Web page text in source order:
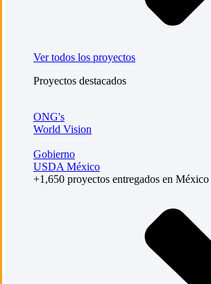
Ver todos los proyectos
Proyectos destacados
ONG's
World Vision
Gobierno
USDA México
+1,650 proyectos entregados en